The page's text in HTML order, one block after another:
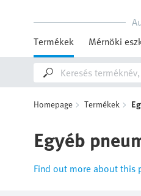
Termékek
Mérnöki
Homepage Termékek
Egyéb
Find out more about this